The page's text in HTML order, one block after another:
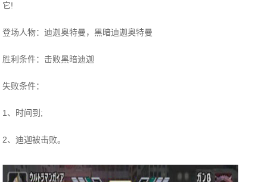
它!
登场人物：迪迦奥特曼，黑暗迪迦奥特曼
胜利条件：击败黑暗迪迦
失败条件：
1、时间到;
2、迪迦被击败。